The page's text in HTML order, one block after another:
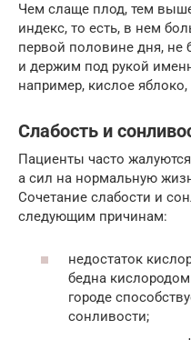
Чем слаще плод, тем
индекс, то есть, в нем
первой половине дня, не
и держим под рукой
например, кислое яблоко,
Слабость и
Пациенты часто
а сил на нормальную
Сочетание слабости и
следующим причинам:
недостаток
бедна
городе
сонливости;